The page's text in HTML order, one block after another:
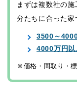
まずは複数社の
分たちに合った家
3500～
4000万円以
※価格・間取り・